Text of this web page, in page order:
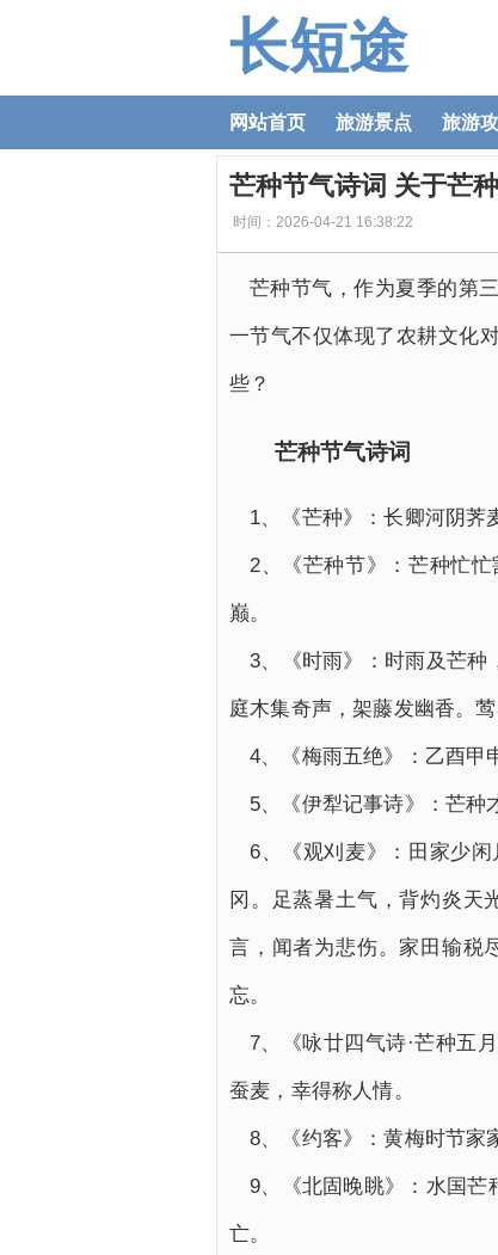
长短途
网站首页 旅游景点 旅游
芒种节气诗词 关于芒
时间：2026-04-21 16:38:22
芒种节气，作为夏季的第
一节气不仅体现了农耕文化
些？
芒种节气诗词
1、《芒种》：长卿河阴荠
2、《芒种节》：芒种忙
巅。
3、《时雨》：时雨及芒种
庭木集奇声，架藤发幽香。
4、《梅雨五绝》：乙酉甲
5、《伊犁记事诗》：芒种
6、《观刈麦》：田家少
冈。足蒸暑土气，背灼炎天
言，闻者为悲伤。家田输税
忘。
7、《咏廿四气诗·芒种五
蚕麦，幸得称人情。
8、《约客》：黄梅时节家
9、《北固晚眺》：水国芒
亡。